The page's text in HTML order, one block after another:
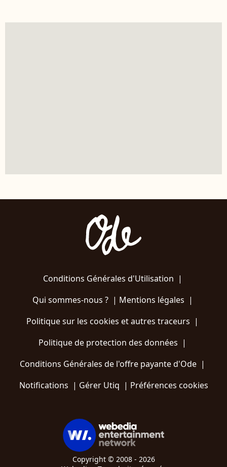
Conditions Générales d'Utilisation |
Qui sommes-nous ?| Mentions légales |
Politique sur les cookies et autres traceurs |
Politique de protection des données |
Conditions Générales de l'offre payante d'Ode |
Notifications | Gérer Utiq | Préférences cookies
Copyright © 2008 - 2026